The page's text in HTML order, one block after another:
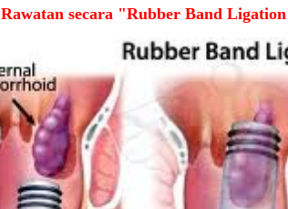
Rawatan secara "Rubber Band